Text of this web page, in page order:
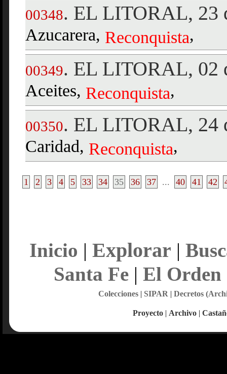
00348. EL LITORAL, 23
Azucarera, Reconquista,
00349. EL LITORAL, 02
Aceites, Reconquista,
00350. EL LITORAL, 24
Caridad, Reconquista,
1 2 3 4 5 33 34 35 36 37 ... 40 41 42
Inicio | Explorar |
Santa Fe| El Orden
Colecciones| SIPAR | Decretos
Proyecto | Archivo |